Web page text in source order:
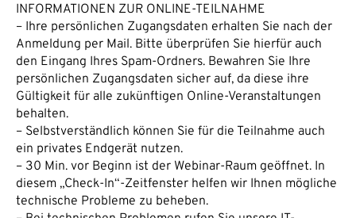
INFORMATIONEN ZUR ONLINE-TEILNAHME
– Ihre persönlichen Zugangsdaten erhalten Sie nach der
Anmeldung per Mail. Bitte überprüfen Sie hierfür auch
den Eingang Ihres Spam-Ordners. Bewahren Sie Ihre
persönlichen Zugangsdaten sicher auf, da diese ihre
Gültigkeit für alle zukünftigen Online-Veranstaltungen
behalten.
– Selbstverständlich können Sie für die Teilnahme auch
ein privates Endgerät nutzen.
– 30 Min. vor Beginn ist der Webinar-Raum geöffnet. In
diesem „Check-In“-Zeitfenster helfen wir Ihnen mögliche
technische Probleme zu beheben.